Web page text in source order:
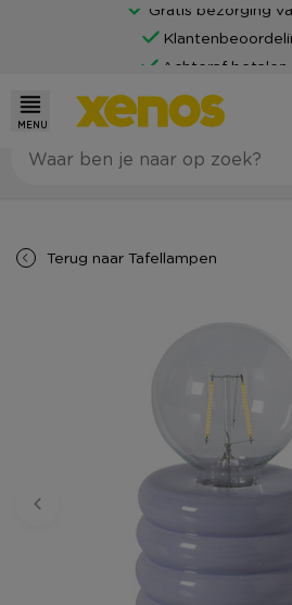
Gratis bezorging
Achteraf betalen
MENU
Terug naar Tafellampen